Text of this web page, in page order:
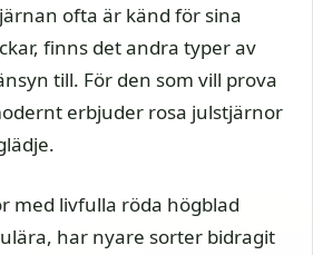
ofta är känd för sina
finns det andra typer av
till. För den som vill prova
erbjuder rosa julstjärnor
med livfulla röda högblad
har nyare sorter bidragit